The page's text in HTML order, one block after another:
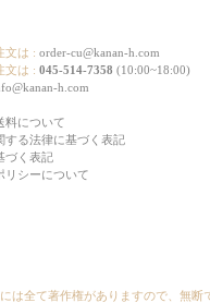
文は : order-cu@kanan-h.com
文は : 045-514-7358 (10:00~18:00)
h.com
料について
する法律に基づく表記
づく表記
リシーについて
は全て著作権がありますので、無